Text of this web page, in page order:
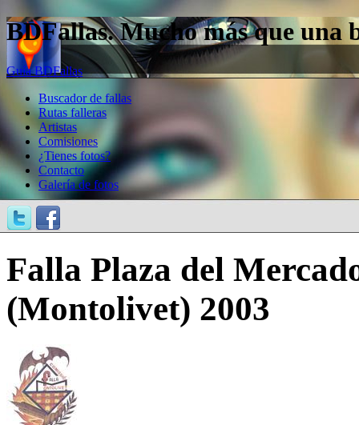
BDFallas. Mucho más que una
Guía BDFallas
Buscador de fallas
Rutas falleras
Artistas
Comisiones
¿Tienes fotos?
Contacto
Galería de fotos
Falla Plaza del
(Montolivet) 2003